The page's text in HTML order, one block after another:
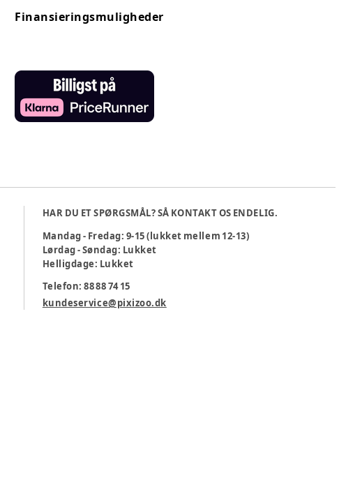
Finansieringsmuligheder
HAR DU ET SPØRGSMÅL? SÅ KONTAKT OS ENDELIG.
Mandag - Fredag: 9-15 (lukket mellem 12-13)
Lørdag - Søndag: Lukket
Helligdage: Lukket
Telefon: 88 88 74 15
kundeservice@pixizoo.dk